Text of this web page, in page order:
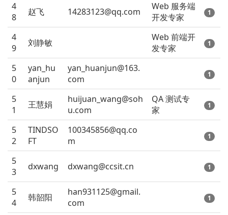
4
8
赵飞 14283123@qq.com
Web 服务端
开发专家
1
4
9
刘静敏
Web 前端开
发专家
1
5
0
yan_hu
anjun
yan_huanjun@163.
com
1
5
1
王慧娟
huijuan_wang@soh
u.com
QA 测试专
家
1
5
2
TINDSO
FT
100345856@qq.co
m
1
5
3
dxwang dxwang@ccsit.cn 1
5
4
韩韶阳
han931125@gmail.
com
1